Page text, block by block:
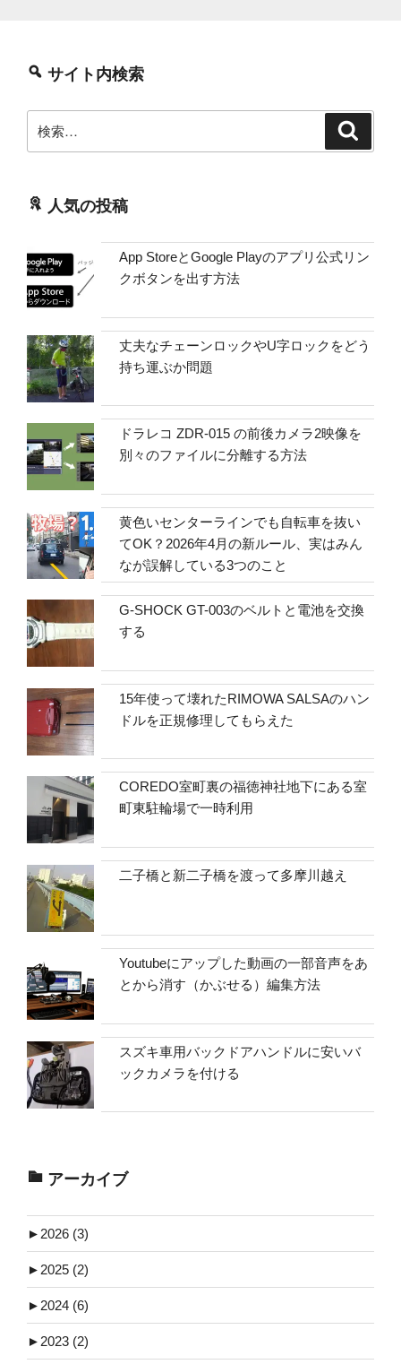
サイト内検索
索:
人気の投稿
App StoreとGoogle Playのアプリ公式リン
クボタンを出す方法
丈夫なチェーンロックやU字ロックをどう
持ち運ぶか問題
ドラレコ ZDR-015 の前後カメラ2映像を
別々のファイルに分離する方法
黄色いセンターラインでも自転車を抜い
てOK？2026年4月の新ルール、実はみん
なが誤解している3つのこと
G-SHOCK GT-003のベルトと電池を交換
する
15年使って壊れたRIMOWA SALSAのハン
ドルを正規修理してもらえた
COREDO室町裏の福徳神社地下にある室
町東駐輪場で一時利用
二子橋と新二子橋を渡って多摩川越え
Youtubeにアップした動画の一部音声をあ
とから消す（かぶせる）編集方法
スズキ車用バックドアハンドルに安いバ
ックカメラを付ける
アーカイブ
► 2026 (3)
► 2025 (2)
► 2024 (6)
► 2023 (2)